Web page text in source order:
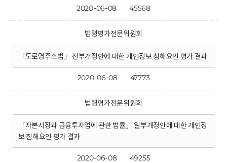
2020-06-08 45568
법령평가전문위원회
「도로명주소법」 전부개정안에 대한 개인정보 침해요인 평가 결과
2020-06-08 47773
법령평가전문위원회
「자본시장과 금융투자업에 관한 법률」 일부개정안에 대한 개인정
보 침해요인 평가 결과
2020-06-08 49255